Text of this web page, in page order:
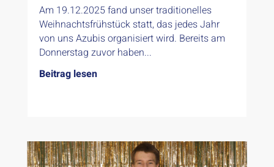
Am 19.12.2025 fand unser traditionelles
Weihnachtsfrühstück statt, das jedes Jahr
von uns Azubis organisiert wird. Bereits am
Donnerstag zuvor haben...
Beitrag lesen